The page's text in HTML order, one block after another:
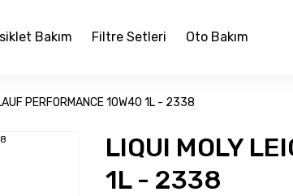
Bakım Filtre Setleri Oto Bakım
PERFORMANCE 10W40 1L - 2338
LIQUI MOLY
1L - 2338